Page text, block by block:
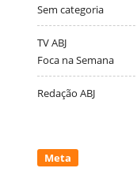
Sem categoria
TV ABJ
Foca na Semana
Redação ABJ
Meta